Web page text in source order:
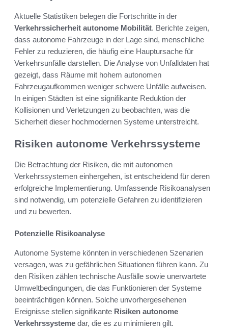
Aktuelle Statistiken belegen die Fortschritte in der
Verkehrssicherheit autonome Mobilität. Berichte zeigen,
dass autonome Fahrzeuge in der Lage sind, menschliche
Fehler zu reduzieren, die häufig eine Hauptursache für
Verkehrsunfälle darstellen. Die Analyse von Unfalldaten hat
gezeigt, dass Räume mit hohem autonomen
Fahrzeugaufkommen weniger schwere Unfälle aufweisen.
In einigen Städten ist eine signifikante Reduktion der
Kollisionen und Verletzungen zu beobachten, was die
Sicherheit dieser hochmodernen Systeme unterstreicht.
Risiken autonome Verkehrssysteme
Die Betrachtung der Risiken, die mit autonomen
Verkehrssystemen einhergehen, ist entscheidend für deren
erfolgreiche Implementierung. Umfassende Risikoanalysen
sind notwendig, um potenzielle Gefahren zu identifizieren
und zu bewerten.
Potenzielle Risikoanalyse
Autonome Systeme könnten in verschiedenen Szenarien
versagen, was zu gefährlichen Situationen führen kann. Zu
den Risiken zählen technische Ausfälle sowie unerwartete
Umweltbedingungen, die das Funktionieren der Systeme
beeinträchtigen können. Solche unvorhergesehenen
Ereignisse stellen signifikante Risiken autonome
Verkehrssysteme dar, die es zu minimieren gilt.